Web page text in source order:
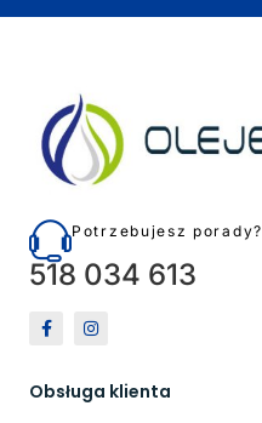
Potrzebujesz porady?
518 034 613
Obsługa klienta